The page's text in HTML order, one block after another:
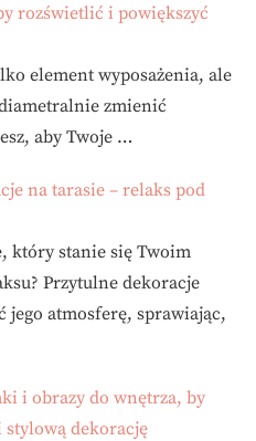
rozświetlić i powiększyć
element wyposażenia, ale
zmienić
aby Twoje …
na tarasie – relaks pod
który stanie się Twoim
Przytulne dekoracje
atmosferę, sprawiając,
i obrazy do wnętrza, by
dekorację